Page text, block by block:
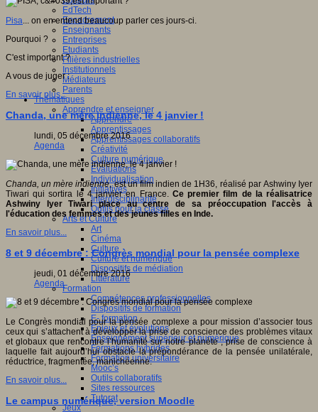
EdTech
Encadrement
Enseignants
Entreprises
Etudiants
Filières industrielles
Institutionnels
Médiateurs
Parents
Thématiques
Apprendre et enseigner
Apprendre
Apprentissages
Apprentissages collaboratifs
Créativité
Culture numérique
Evaluations
Individualisation
Initiatives
Interdisciplinarité
Outils pour la classe
Arts et Culture
Art
Cinéma
Culture
Culture et numérique
Dispositifs de médiation
Littérature
Formation
Compétences professionnelles
Dispositifs de formation
E- formation
Enjeux et évolutions
Enseignement supérieur et numérique
Formations hybrides
Formation universitaire
Mooc’s
Outils collaboratifs
Sites ressources
Tutorat
Jeux
Pisa... on en entend beaucoup parler ces jours-ci.
Pourquoi ?
C'est important ?
A vous de juger :
En savoir plus...
Chanda, une mère indienne, le 4 janvier !
lundi, 05 décembre 2016
Agenda
Chanda, un mère indienne, est un film indien de 1H36, réalisé par Ashwiny Iyer
Tiwari qui sortira le 4 janvier en France. Ce premier film de la réalisatrice
Ashwiny Iyer Tiwari place au centre de sa préoccupation l'accès à
l'éducation des femmes et des jeunes filles en Inde.
En savoir plus...
8 et 9 décembre : Congrès mondial pour la pensée complexe
jeudi, 01 décembre 2016
Agenda
Le Congrès mondial pour la pensée complexe a pour mission d’associer tous
ceux qui s’attachent à développer la prise de conscience des problèmes vitaux
et globaux que rencontre l’humanité sur notre planète ; prise de conscience à
laquelle fait aujourd’hui obstacle la prépondérance de la pensée unilatérale,
réductrice, fragmentée, manichéenne.
En savoir plus...
Le campus numérique, version Moodle